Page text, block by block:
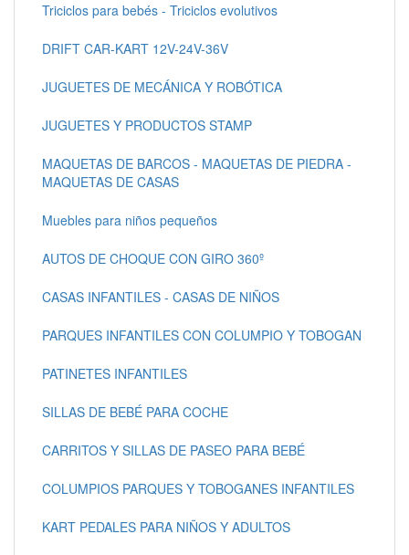
Triciclos para bebés - Triciclos evolutivos
DRIFT CAR-KART 12V-24V-36V
JUGUETES DE MECÁNICA Y ROBÓTICA
JUGUETES Y PRODUCTOS STAMP
MAQUETAS DE BARCOS - MAQUETAS DE PIEDRA -
MAQUETAS DE CASAS
Muebles para niños pequeños
AUTOS DE CHOQUE CON GIRO 360º
CASAS INFANTILES - CASAS DE NIÑOS
PARQUES INFANTILES CON COLUMPIO Y TOBOGAN
PATINETES INFANTILES
SILLAS DE BEBÉ PARA COCHE
CARRITOS Y SILLAS DE PASEO PARA BEBÉ
COLUMPIOS PARQUES Y TOBOGANES INFANTILES
KART PEDALES PARA NIÑOS Y ADULTOS